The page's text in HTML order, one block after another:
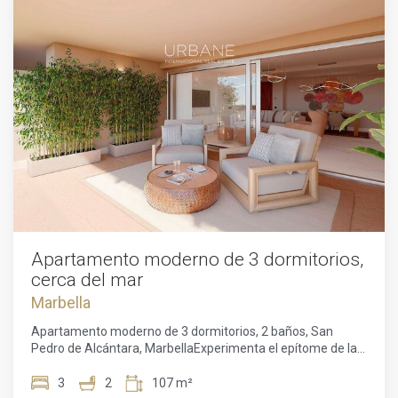
Apartamento moderno de 3 dormitorios,
cerca del mar
Marbella
Apartamento moderno de 3 dormitorios, 2 baños, San
Pedro de Alcántara, MarbellaExperimenta el epítome de la
dormitorios con 2 baños, estratégicamente ubicado cerca
3 2 107 m²